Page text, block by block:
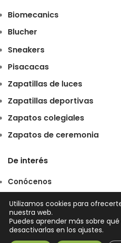
Biomecanics
Blucher
Sneakers
Pisacacas
Zapatillas de luces
Zapatillas deportivas
Zapatos colegiales
Zapatos de ceremonia
De interés
Conócenos
Dónde estamos
Preguntas frecuentes
Términos y condiciones de
Utilizamos cookies para
nuestra web.
Puedes aprender más sobre
desactivarlas en los ajustes.